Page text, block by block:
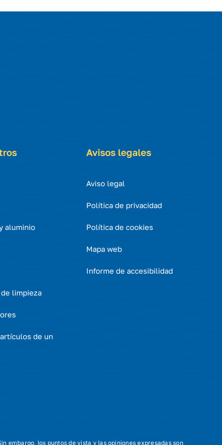
aluminio
limpieza
de un
Avisos legales
Aviso legal
Política de privacidad
Política de cookies
Mapa web
Informe de accesibilidad
embargo, los puntos de vista y las opiniones expresadas son